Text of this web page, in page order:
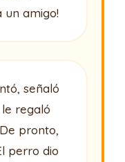
un amigo!
señaló
regaló
pronto,
perro dio